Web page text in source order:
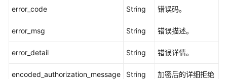
用
例
桌
error_code String 错误码。
error_msg String 错误描述。
error_detail String 错误详情。
encoded_authorization_message String
加密后的详细拒绝